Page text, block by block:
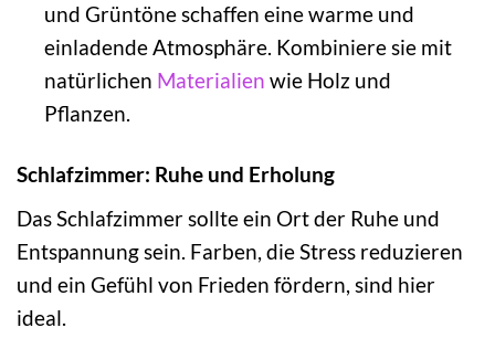
und Grüntöne schaffen eine warme und
einladende Atmosphäre. Kombiniere sie mit
natürlichen Materialien wie Holz und
Pflanzen.
Schlafzimmer: Ruhe und Erholung
Das Schlafzimmer sollte ein Ort der Ruhe und
Entspannung sein. Farben, die Stress reduzieren
und ein Gefühl von Frieden fördern, sind hier
ideal.